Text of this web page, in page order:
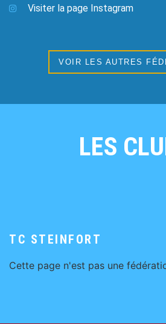
Visiter la page Instagram
VOIR LES AUTRES
LES
TC STEINFORT
Cette page n'est pas une